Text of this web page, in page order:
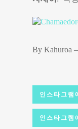
By Kahuroa
인스타그램
인스타그램